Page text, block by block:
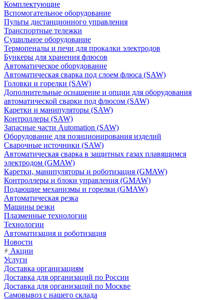
Комплектующие
Вспомогательное оборудование
Пульты дистанционного управления
Транспортные тележки
Сушильное оборудование
Термопеналы и печи для прокалки электродов
Бункеры для хранения флюсов
Автоматическое оборудование
Автоматическая сварка под слоем флюса (SAW)
Головки и горелки (SAW)
Дополнительные оснащение и опции для оборудования
автоматической сварки под флюсом (SAW)
Каретки и манипуляторы (SAW)
Контроллеры (SAW)
Запасные части Automation (SAW)
Оборудование для позиционирования изделий
Сварочные источники (SAW)
Автоматическая сварка в защитных газах плавящимся
электродом (GMAW)
Каретки, манипуляторы и роботизация (GMAW)
Контроллеры и блоки управления (GMAW)
Подающие механизмы и горелки (GMAW)
Автоматическая резка
Машины резки
Плазменные технологии
Технологии
Автоматизация и роботизация
Новости
Акции
Услуги
Доставка организациям
Доставка для организаций по России
Доставка для организаций по Москве
Самовывоз с нашего склада